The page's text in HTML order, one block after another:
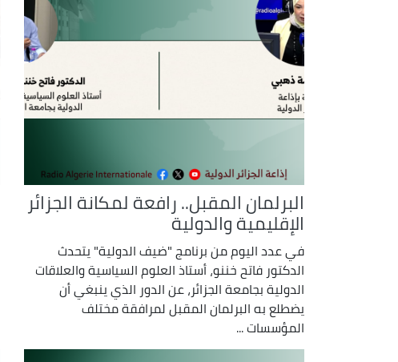
البرلمان المقبل.. رافعة لمكانة الجزائر
الإقليمية والدولية
في عدد اليوم من برنامج "ضيف الدولية" يتحدث
الدكتور فاتح خننو، أستاذ العلوم السياسية والعلاقات
الدولية بجامعة الجزائر، عن الدور الذي ينبغي أن
يضطلع به البرلمان المقبل لمرافقة مختلف
المؤسسات ...